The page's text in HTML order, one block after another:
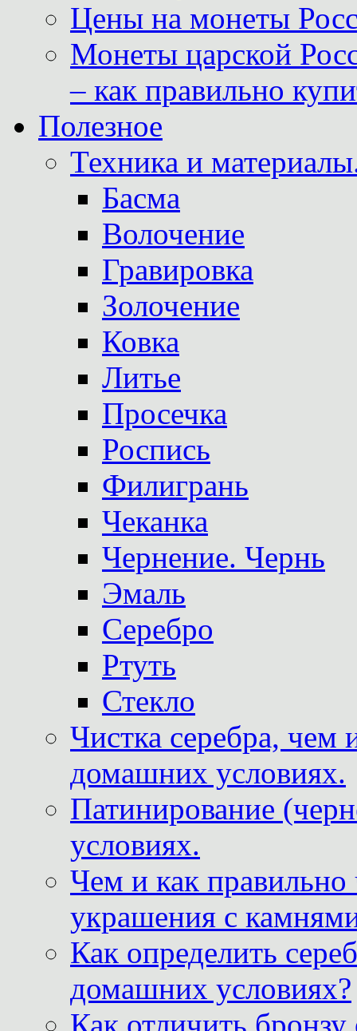
Цены на монеты
Монеты царской
– как правильно
Полезное
Техника и
Басма
Волочение
Гравировка
Золочение
Ковка
Литье
Просечка
Роспись
Филигрань
Чеканка
Чернение. Чернь
Эмаль
Серебро
Ртуть
Стекло
Чистка серебра, чем
домашних условиях.
Патинирование
условиях.
Чем и как
украшения с
Как определить
домашних условиях?